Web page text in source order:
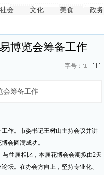
社会 文化 美食 政务
博览会筹备工作
字号：
会筹备工作
作。市委书记王树山主持会议并讲
会圆满成功。
往届相比，本届花博会会期拟由2天
坛。在办会方向上，坚持专业化、